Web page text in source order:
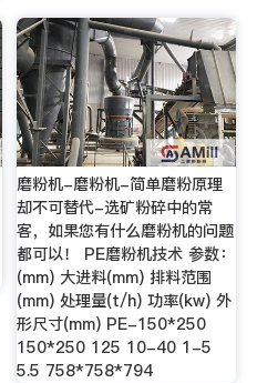
磨粉机-磨粉机-简单磨粉原理
却不可替代-选矿粉碎中的常
客，如果您有什么磨粉机的问题
都可以！ PE磨粉机技术 参数：
(mm) 大进料(mm) 排料范围
(mm) 处理量(t/h) 功率(kw) 外
形尺寸(mm) PE-150*250
150*250 125 10-40 1-5
5.5 758*758*794